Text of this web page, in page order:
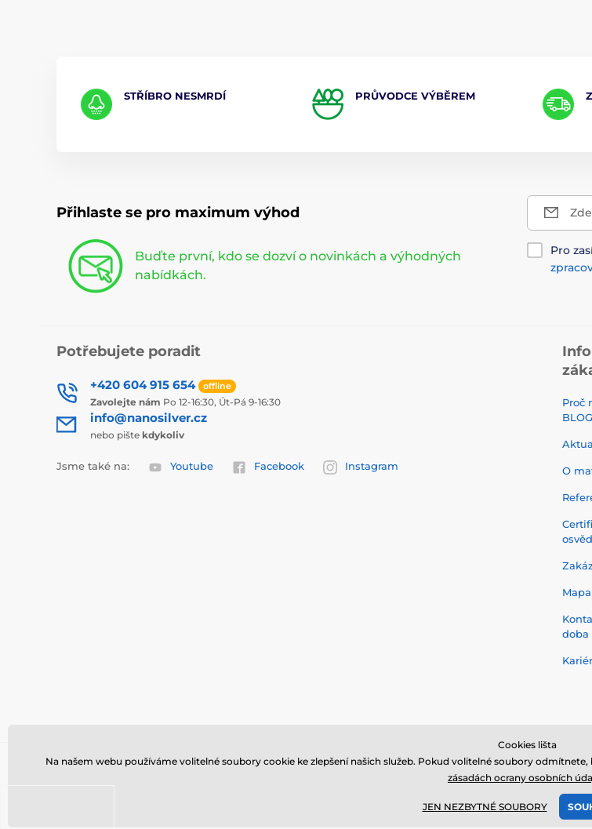
STŘÍBRO NESMRDÍ PRŮVODCE VÝBĚREM
Přihlaste se pro maximum výhod
Buďte první, kdo se dozví o novinkách a výhodných
nabídkách.
Pro
Potřebujete poradit
+420 604 915 654 offline
Zavolejte nám Po 12-16:30, Út-Pá 9-16:30
info@nanosilver.cz
nebo pište kdykoliv
Jsme také na: Youtube Facebook Instagram
Proč
BLOG
O
doba
nanosilver®je registrovaná ochranná
Cookies lišta
Na našem webu používáme volitelné soubory cookie ke zlepšení našich služeb. Pokud volitelné soubory
zásadách ocrany osobních
JEN NEZBYTNÉ SOUBORY